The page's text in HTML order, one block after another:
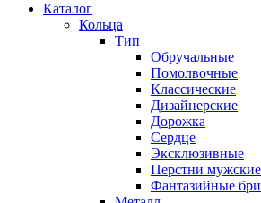
Каталог
Кольца
Тип
Обручальные
Помолвочные
Классические
Дизайнерские
Дорожка
Сердце
Эксклюзивные
Перстни мужские
Фантазийные